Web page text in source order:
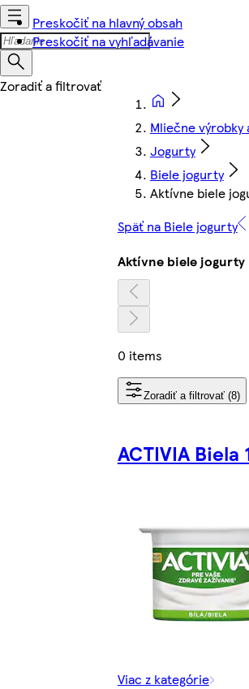
Preskočiť na hlavný obsah
Preskočiť na vyhľadávanie
Mliečne výrobky
Jogurty
Biele jogurty
Aktívne biele
Späť na Biele jogurty
Aktívne biele jogurty
0 items
Zoradiť a filtrovať (8)
ACTIVIA Biela
Viac z kategórie